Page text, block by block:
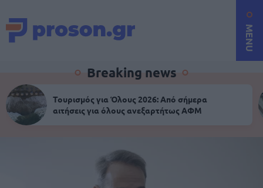
MENU
Breaking news
Τουρισμός για Όλους 2026: Από σήμερα
αιτήσεις για όλους ανεξαρτήτως ΑΦΜ